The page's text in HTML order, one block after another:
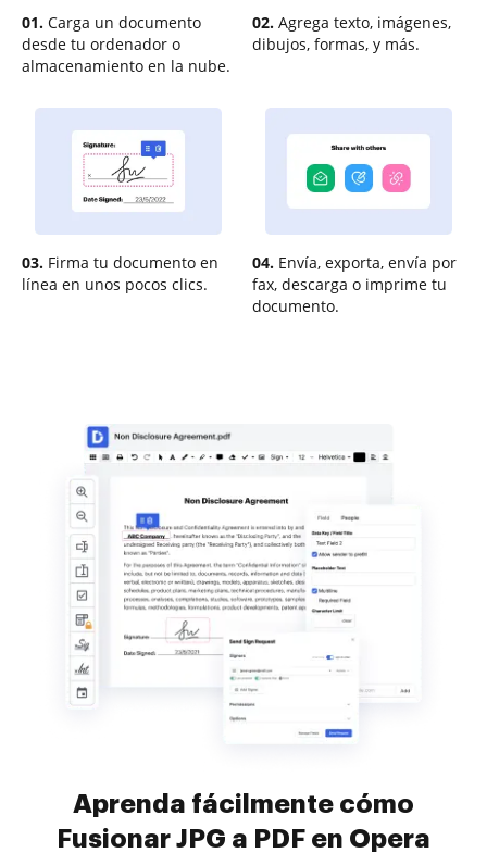
01. Carga un documento
desde tu ordenador o
almacenamiento en la nube.
02. Agrega texto, imágenes,
dibujos, formas, y más.
03. Firma tu documento en
línea en unos pocos clics.
04. Envía, exporta, envía por
fax, descarga o imprime tu
documento.
Aprenda fácilmente cómo
Fusionar JPG a PDF en Opera